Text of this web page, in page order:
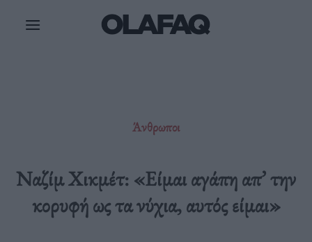
Άνθρωποι
Ναζίμ Χικμέτ: «Είμαι αγάπη απ’ την
κορυφή ως τα νύχια, αυτός είμαι»